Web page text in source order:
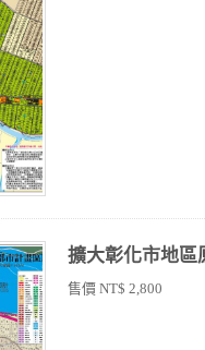
擴大彰化市地區
售價 NT$ 2,800